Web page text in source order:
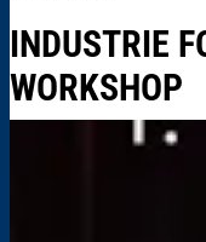
INDUSTRIE
WORKSHOP